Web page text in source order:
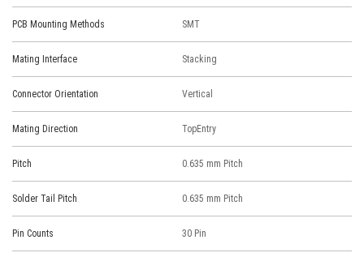
PCB Mounting Methods SMT
Mating Interface Stacking
Connector Orientation Vertical
Mating Direction TopEntry
Pitch 0.635 mm Pitch
Solder Tail Pitch 0.635 mm Pitch
Pin Counts 30 Pin